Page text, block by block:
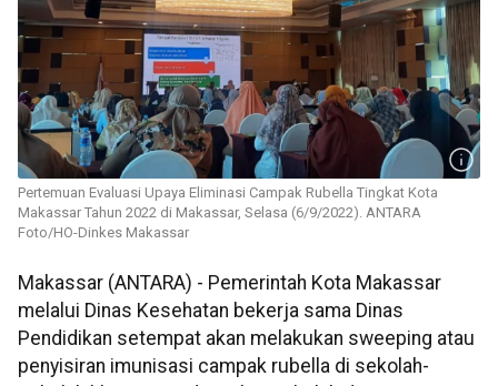
Pertemuan Evaluasi Upaya Eliminasi Campak Rubella Tingkat Kota
Makassar Tahun 2022 di Makassar, Selasa (6/9/2022). ANTARA
Foto/HO-Dinkes Makassar
Makassar (ANTARA) - Pemerintah Kota Makassar
melalui Dinas Kesehatan bekerja sama Dinas
Pendidikan setempat akan melakukan sweeping atau
penyisiran imunisasi campak rubella di sekolah-